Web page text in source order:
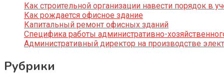
Как строительной организации навести порядок в
Как рождается офисное здание
Капитальный ремонт офисных зданий
Специфика работы административно-
Административный директор на производстве
Рубрики